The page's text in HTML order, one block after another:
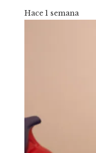
Hace 1 semana